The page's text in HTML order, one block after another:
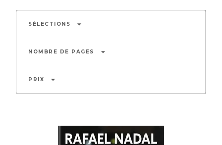
SÉLECTIONS arrow_drop_down
NOMBRE DE PAGES arrow_drop_down
PRIX arrow_drop_down